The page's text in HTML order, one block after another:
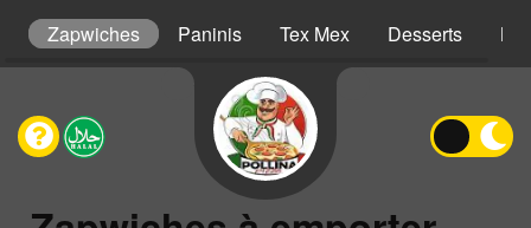
Zapwiches Paninis Tex Mex Desserts